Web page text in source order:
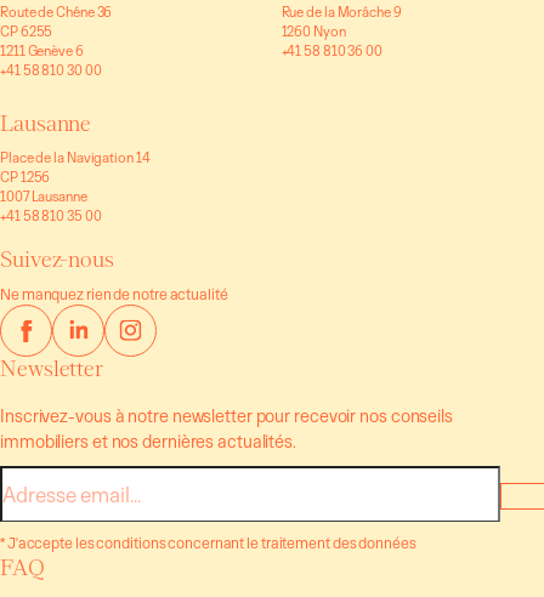
Route de Chêne 36
CP 6255
1211 Genève 6
+41 58 810 30 00
Rue de la Morâche 9
1260 Nyon
+41 58 810 36 00
Lausanne
Place de la Navigation 14
CP 1256
1007 Lausanne
+41 58 810 35 00
Suivez-nous
Ne manquez rien de notre actualité
Newsletter
Inscrivez-vous à notre newsletter pour recevoir nos conseils
immobiliers et nos dernières actualités.
E-
mail
* J'accepte les conditions concernant le traitement des données
FAQ